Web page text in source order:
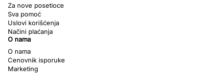
Za nove posetioce
Sva pomoć
Uslovi korišćenja
Načini plaćanja
O nama
O nama
Cenovnik isporuke
Marketing